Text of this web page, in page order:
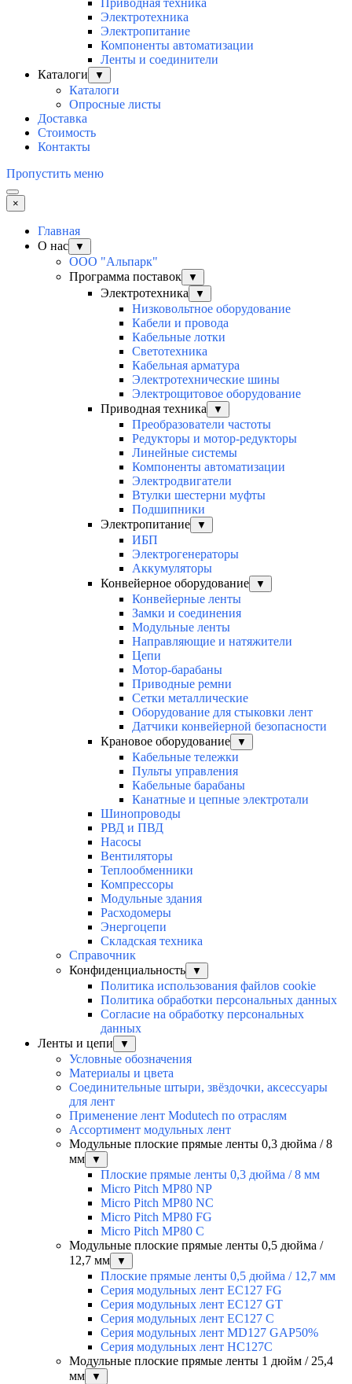
Приводная техника
Электротехника
Электропитание
Компоненты автоматизации
Ленты и соединители
Каталоги
▼
Каталоги
Опросные листы
Доставка
Стоимость
Контакты
Пропустить меню
×
Главная
О нас
▼
ООО "Альпарк"
Программа поставок
▼
Электротехника ▼
Низковольтное оборудование
Кабели и провода
Кабельные лотки
Светотехника
Кабельная арматура
Электротехнические шины
Электрощитовое оборудование
Приводная техника
▼
Преобразователи частоты
Редукторы и мотор-редукторы
Линейные системы
Компоненты автоматизации
Электродвигатели
Втулки шестерни муфты
Подшипники
Электропитание
▼
ИБП
Электрогенераторы
Аккумуляторы
Конвейерное оборудование
▼
Конвейерные ленты
Замки и соединения
Модульные ленты
Направляющие и натяжители
Цепи
Мотор-барабаны
Приводные ремни
Сетки металлические
Оборудование для стыковки лент
Датчики конвейерной безопасности
Крановое оборудование
▼
Кабельные тележки
Пульты управления
Кабельные барабаны
Канатные и цепные электротали
Шинопроводы
РВД и ПВД
Насосы
Вентиляторы
Теплообменники
Компрессоры
Модульные здания
Расходомеры
Энергоцепи
Складская техника
Справочник
Конфиденциальность
▼
Политика использования файлов cookie
Политика обработки персональных данных
Согласие на обработку персональных
данных
Ленты и цепи
▼
Условные обозначения
Материалы и цвета
Соединительные штыри, звёздочки, аксессуары
для лент
Применение лент Modutech по отраслям
Ассортимент модульных лент
Модульные плоские прямые ленты 0,3 дюйма / 8
мм
▼
Плоские прямые ленты 0,3 дюйма / 8 мм
Micro Pitch MP80 NP
Micro Pitch MP80 NС
Micro Pitch MP80 FG
Micro Pitch MP80 С
Модульные плоские прямые ленты 0,5 дюйма /
12,7 мм
▼
Плоские прямые ленты 0,5 дюйма / 12,7 мм
Серия модульных лент EC127 FG
Серия модульных лент EC127 GT
Серия модульных лент EC127 С
Серия модульных лент MD127 GAP50%
Серия модульных лент HC127C
Модульные плоские прямые ленты 1 дюйм / 25,4
мм
▼